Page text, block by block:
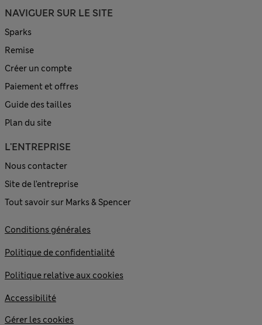
NAVIGUER SUR LE SITE
Sparks
Remise
Créer un compte
Paiement et offres
Guide des tailles
Plan du site
L'ENTREPRISE
Nous contacter
Site de l’entreprise
Tout savoir sur Marks & Spencer
Conditions générales
Politique de confidentialité
Politique relative aux cookies
Accessibilité
Gérer les cookies